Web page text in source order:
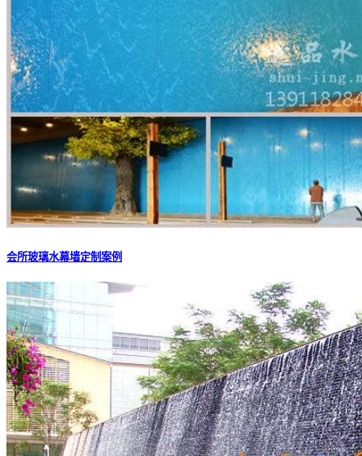
会所玻璃水幕墙定制案例